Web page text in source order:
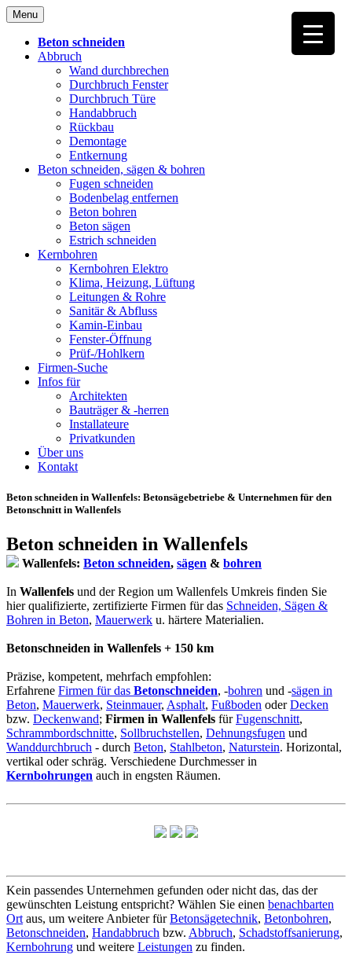
Skip
to
content
Menu
Beton schneiden
Abbruch
Wand durchbrechen
Durchbruch Fenster
Durchbruch Türe
Handabbruch
Rückbau
Demontage
Entkernung
Beton schneiden, sägen & bohren
Fugen schneiden
Bodenbelag entfernen
Beton bohren
Beton sägen
Estrich schneiden
Kernbohren
Kernbohren Elektro
Klima, Heizung, Lüftung
Leitungen & Rohre
Sanitär & Abfluss
Kamin-Einbau
Fenster-Öffnung
Prüf-/Hohlkern
Firmen-Suche
Infos für
Architekten
Bauträger & -herren
Installateure
Privatkunden
Über uns
Kontakt
Beton schneiden in Wallenfels: Betonsägebetriebe & Unternehmen für den
Betonschnitt in Wallenfels
Beton schneiden in Wallenfels
Wallenfels: Beton schneiden, sägen & bohren
In Wallenfels und der Region um Wallenfels Umkreis finden Sie
hier qualifizierte, zertifizierte Firmen für das Schneiden, Sägen &
Bohren in Beton, Mauerwerk u. härtere Materialien.
Betonschneiden in Wallenfels + 150 km
Präzise, kompetent, mehrfach empfohlen:
Erfahrene Firmen für das Betonschneiden, -bohren und -sägen in
Beton, Mauerwerk, Steinmauer, Asphalt, Fußboden oderDecken
bzw. Deckenwand; Firmen in Wallenfels fürFugenschnitt,
Schrammbordschnitte, Sollbruchstellen, Dehnungsfugen und
Wanddurchbruch - durch Beton, Stahlbeton, Naturstein. Horizontal,
vertikal oder schräg. Verschiedene Durchmesser in
Kernbohrungen auch in engsten Räumen.
Kein passendes Unternehmen gefunden oder nicht das, das der
gewünschten Leistung entspricht? Wählen Sie einen benachbarten
Ort aus, um weitere Anbieter fürBetonsägetechnik, Betonbohren,
Betonschneiden, Handabbruch bzw. Abbruch, Schadstoffsanierung,
Kernbohrung und weitere Leistungen zu finden.